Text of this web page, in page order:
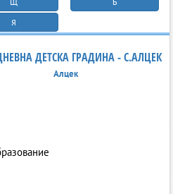
Я
ДЕТСКА ГРАДИНА - С.АЛЦЕК
Алцек